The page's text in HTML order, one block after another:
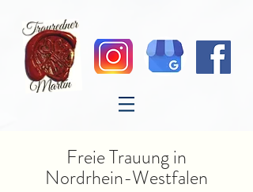
Freie Trauung in
Nordrhein-Westfalen